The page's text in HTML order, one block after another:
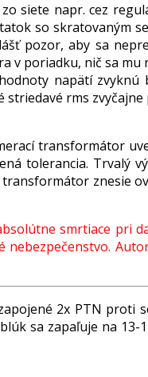
siete napr. cez
so skratovaným
pozor, aby sa
poriadku, nič sa mu
napätí
rms
transformátor
tolerancia. Trvalý
znesie
smrtiace pri
2x PTN proti
sa zapaľuje na 13-